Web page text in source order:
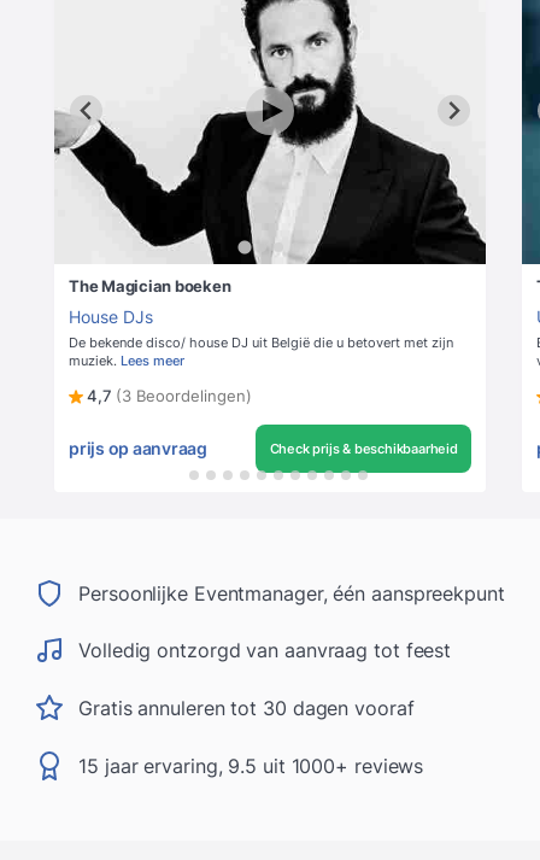
The Magician boeken
House DJs
De bekende disco/ house DJ uit België die u betovert met zijn
muziek. Lees meer
4,7 (3 Beoordelingen)
prijs op aanvraag Check prijs & beschikbaarheid
Persoonlijke Eventmanager, één aanspreekpunt
Volledig ontzorgd van aanvraag tot feest
Gratis annuleren tot 30 dagen vooraf
15 jaar ervaring, 9.5 uit 1000+ reviews